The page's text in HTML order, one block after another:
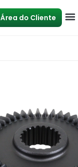
Área do Cliente